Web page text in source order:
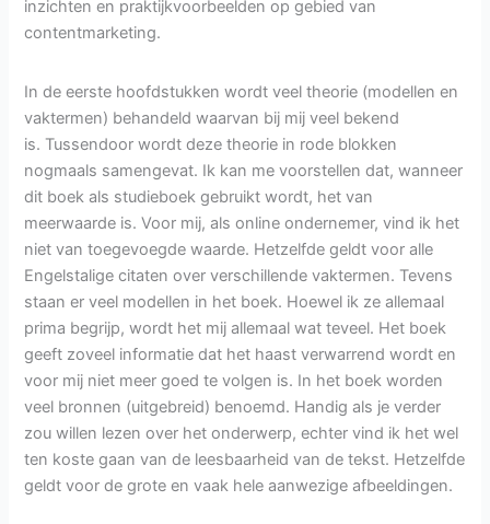
inzichten en praktijkvoorbeelden op gebied van
contentmarketing.
In de eerste hoofdstukken wordt veel theorie (modellen en
vaktermen) behandeld waarvan bij mij veel bekend
is. Tussendoor wordt deze theorie in rode blokken
nogmaals samengevat. Ik kan me voorstellen dat, wanneer
dit boek als studieboek gebruikt wordt, het van
meerwaarde is. Voor mij, als online ondernemer, vind ik het
niet van toegevoegde waarde. Hetzelfde geldt voor alle
Engelstalige citaten over verschillende vaktermen. Tevens
staan er veel modellen in het boek. Hoewel ik ze allemaal
prima begrijp, wordt het mij allemaal wat teveel. Het boek
geeft zoveel informatie dat het haast verwarrend wordt en
voor mij niet meer goed te volgen is. In het boek worden
veel bronnen (uitgebreid) benoemd. Handig als je verder
zou willen lezen over het onderwerp, echter vind ik het wel
ten koste gaan van de leesbaarheid van de tekst. Hetzelfde
geldt voor de grote en vaak hele aanwezige afbeeldingen.